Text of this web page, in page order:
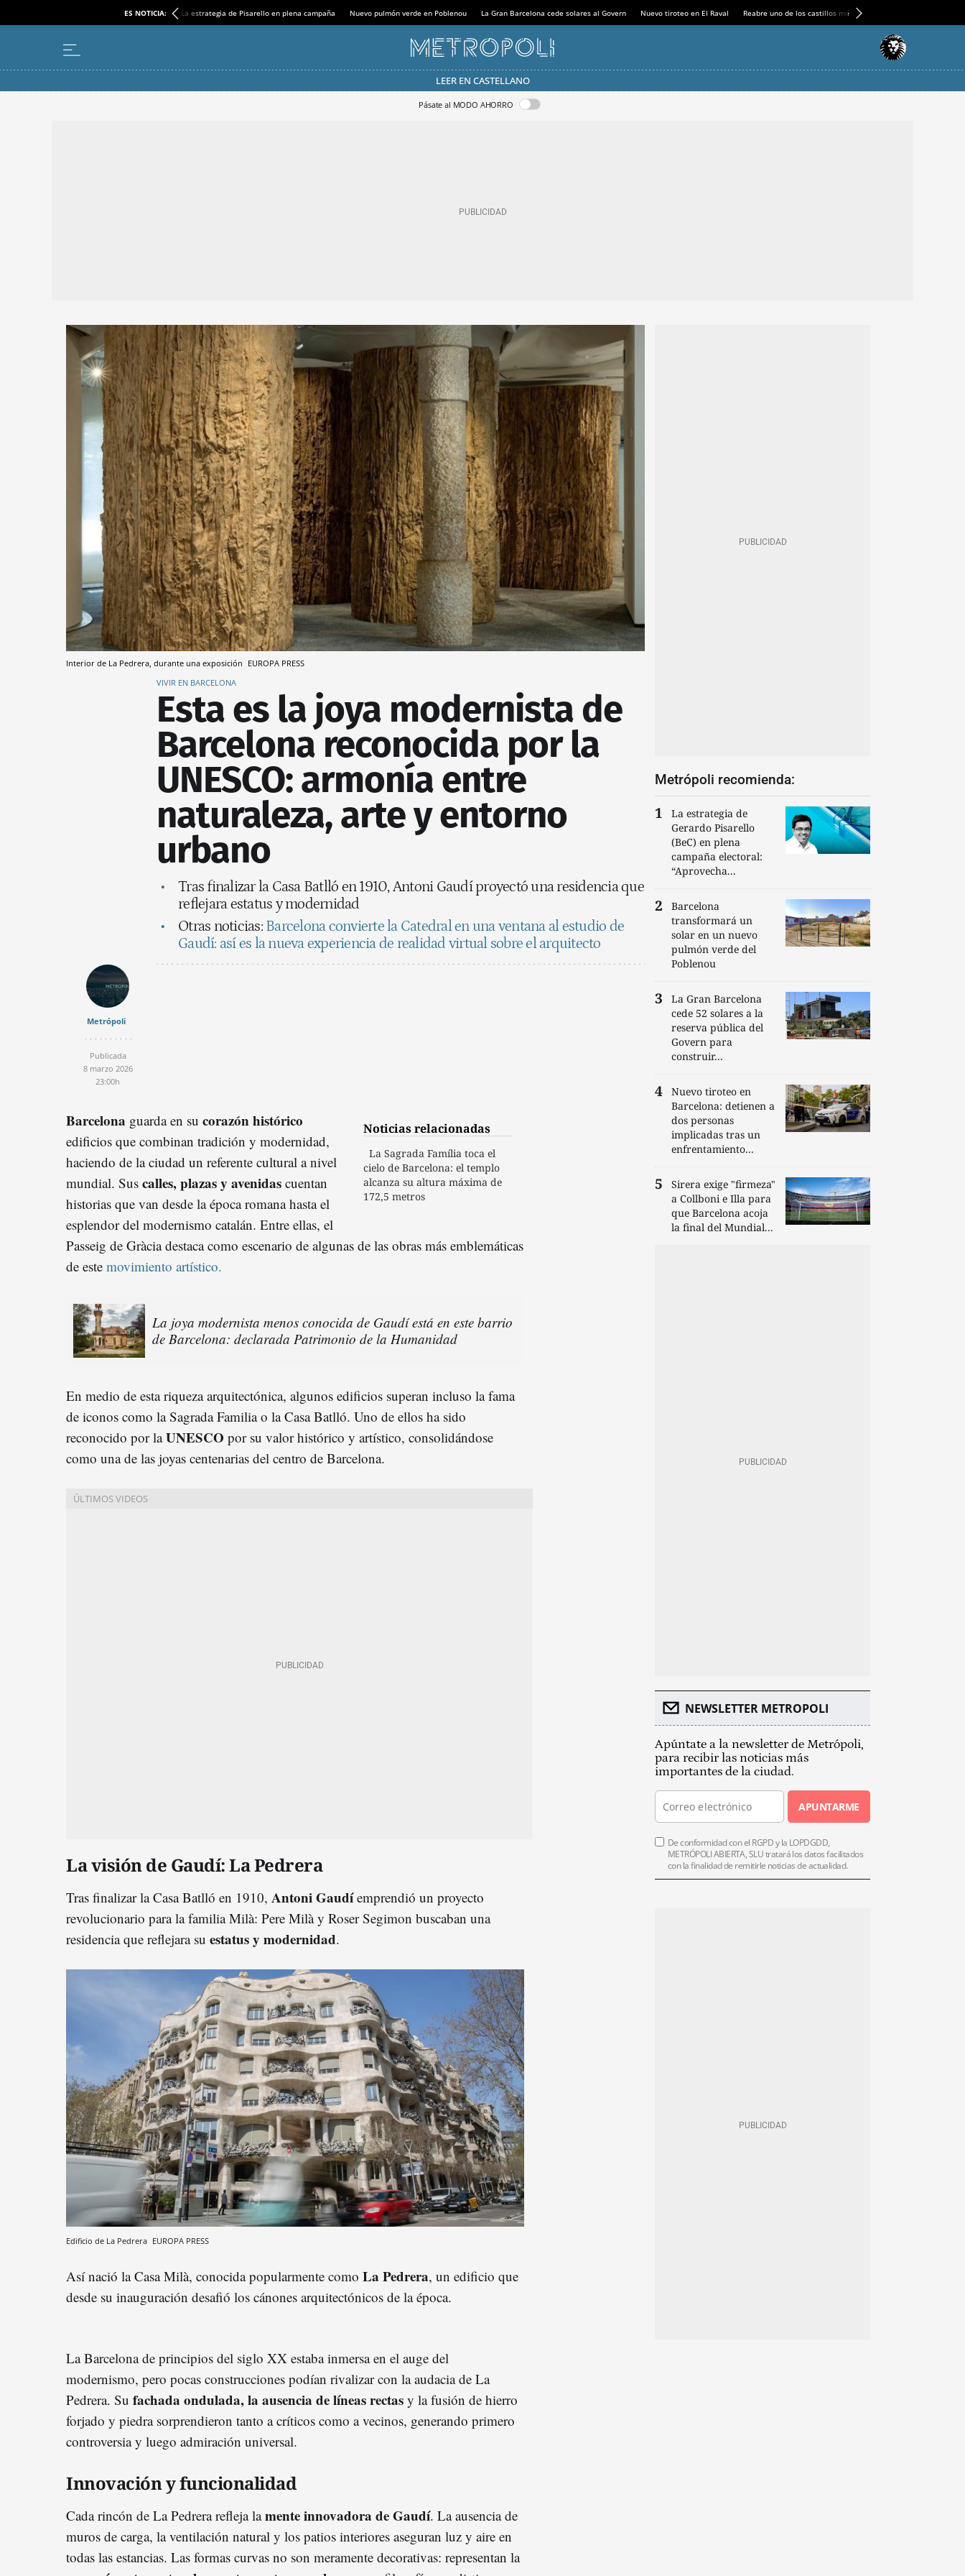
ES NOTICIA: La estrategia de Pisarello en plena campaña Nuevo pulmón verde en Poblenou La Gran Barcelona cede solares al Govern Nuevo tiroteo en El Raval Reabre uno de los castillos medievales más espectaculares
LEER EN CASTELLANO
Pásate al MODO AHORRO
Interior de La Pedrera, durante una exposición EUROPA PRESS
VIVIR EN BARCELONA
Esta es la joya modernista de
Barcelona reconocida por la
UNESCO: armonía entre
naturaleza, arte y entorno
urbano
Tras finalizar la Casa Batlló en 1910, Antoni Gaudí proyectó una residencia que
reflejara estatus y modernidad
Otras noticias:Barcelona convierte la Catedral en una ventana al estudio de
Gaudí: así es la nueva experiencia de realidad virtual sobre el arquitecto
Metrópoli
Publicada
8 marzo 2026
23:00h
Noticias relacionadas
La Sagrada Família toca el
cielo de Barcelona: el templo
alcanza su altura máxima de
172,5 metros
Barcelona guarda en su corazón histórico
edificios que combinan tradición y modernidad,
haciendo de la ciudad un referente cultural a nivel
mundial. Sus calles, plazas y avenidas cuentan
historias que van desde la época romana hasta el
esplendor del modernismo catalán. Entre ellas, el
Passeig de Gràcia destaca como escenario de algunas de las obras más emblemáticas
de este movimiento artístico.
La joya modernista menos conocida de Gaudí está en este barrio
de Barcelona: declarada Patrimonio de la Humanidad
En medio de esta riqueza arquitectónica, algunos edificios superan incluso la fama
de iconos como la Sagrada Familia o la Casa Batlló. Uno de ellos ha sido
reconocido por laUNESCO por su valor histórico y artístico, consolidándose
como una de las joyas centenarias del centro de Barcelona.
La visión de Gaudí: La Pedrera
Tras finalizar la Casa Batlló en 1910, Antoni Gaudíemprendió un proyecto
revolucionario para la familia Milà: Pere Milà y Roser Segimon buscaban una
residencia que reflejara su estatus y modernidad.
Edificio de La Pedrera EUROPA PRESS
Así nació la Casa Milà, conocida popularmente como La Pedrera, un edificio que
desde su inauguración desafió los cánones arquitectónicos de la época.
La Barcelona de principios del siglo XX estaba inmersa en el auge del
modernismo, pero pocas construcciones podían rivalizar con la audacia de La
Pedrera. Su fachada ondulada, la ausencia de líneas rectas y la fusión de hierro
forjado y piedra sorprendieron tanto a críticos como a vecinos, generando primero
controversia y luego admiración universal.
Innovación y funcionalidad
Cada rincón de La Pedrera refleja lamente innovadora de Gaudí. La ausencia de
muros de carga, la ventilación natural y los patios interiores aseguran luz y aire en
todas las estancias. Las formas curvas no son meramente decorativas: representan la
Metrópoli recomienda:
La estrategia de
Gerardo Pisarello
(BeC) en plena
campaña electoral:
“Aprovecha...
Barcelona
transformará un
solar en un nuevo
pulmón verde del
Poblenou
La Gran Barcelona
cede 52 solares a la
reserva pública del
Govern para
construir...
Nuevo tiroteo en
Barcelona: detienen a
dos personas
implicadas tras un
enfrentamiento...
Sirera exige "firmeza"
a Collboni e Illa para
que Barcelona acoja
la final del Mundial...
NEWSLETTER METROPOLI
Apúntate a la newsletter de Metrópoli,
para recibir las noticias más
importantes de la ciudad.
APUNTARME
De conformidad con el RGPD y la LOPDGDD,
METRÓPOLI ABIERTA, SLU tratará los datos facilitados
con la finalidad de remitirle noticias de actualidad.